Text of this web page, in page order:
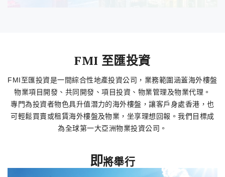
FMI 至匯投資
FMI至匯投資是一間綜合性地產投資公司，業務範圍涵蓋海外樓盤
物業項目開發、共同開發、項目投資、物業管理及物業代理。
專門為投資者物色具升值潛力的海外樓盤，讓客戶身處香港，也
可輕鬆買賣或租賃海外樓盤及物業，坐享理想回報。我們目標成
為全球第一大亞洲物業投資公司。
即將舉行